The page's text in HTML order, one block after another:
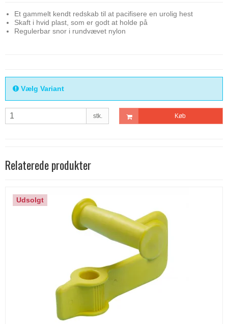
Et gammelt kendt redskab til at pacifisere en urolig hest
Skaft i hvid plast, som er godt at holde på
Regulerbar snor i rundvævet nylon
Vælg Variant
stk. Køb
Relaterede produkter
Udsolgt